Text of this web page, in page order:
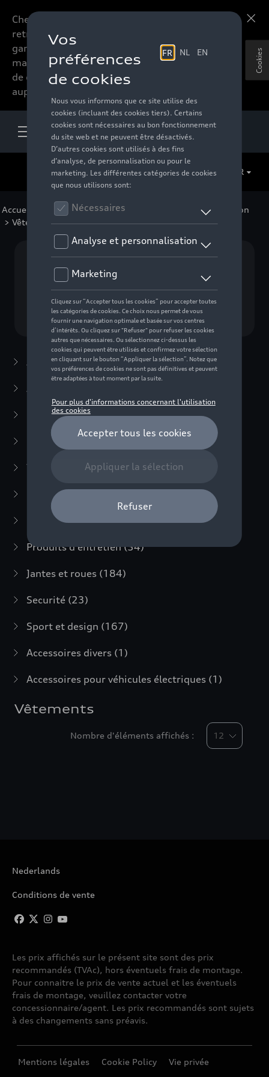
Chers accessoires-lovers,
retrouvez dorénavant toute la
gamme d’accessoires de votre
marque préférée sous forme
de catalogue à commander
auprès de votre distributeur.
FR
Accueil Pour votre Audi >
Cycling Collection
> Vêtements
Aucun modèle sélectionné (Tout afficher)
Choisissez un modèle
Accessoires d'été(7)
Accessoires d'hiver
Packs(38)
E-mobilité
Transport (94)
Confort et protection
Multimédia(14)
Produits d'entretien(54)
Jantes et roues (184)
Securité (23)
Sport et design (167)
Accessoires divers (1)
Accessoires pour véhicules électriques (1)
Vêtements
Nombre d'éléments affichés :
Nederlands
Conditions de vente
Les prix affichés sur le présent site sont des prix
recommandés (TVAc), hors éventuels frais de montage.
Pour connaitre le prix de vente actuel et les éventuels
frais de montage, veuillez contacter votre
concessionnaire/agent. Les prix recommandés sont sujets
à des changements sans préavis.
Mentions légales Cookie Policy Vie privée
Cookies